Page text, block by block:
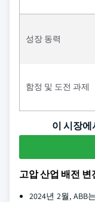
성장 동력
함정 및 도전 과제
이 시장
고압 산업 배전
2024년 2월, ABB